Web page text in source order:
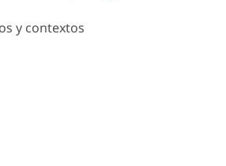
y contextos